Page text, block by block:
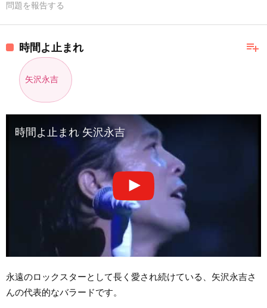
問題を報告する
playlist_add
時間よ止まれ
矢沢永吉
時間よ止まれ 矢沢永吉
永遠のロックスターとして長く愛され続けている、矢沢永吉さ
んの代表的なバラードです。